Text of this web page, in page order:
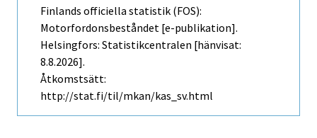
Finlands officiella statistik (FOS):
Motorfordonsbeståndet [e-publikation].
Helsingfors: Statistikcentralen [hänvisat:
8.8.2026].
Åtkomstsätt:
http://stat.fi/til/mkan/kas_sv.html